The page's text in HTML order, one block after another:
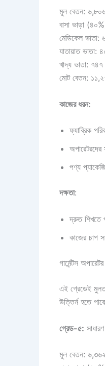
মূল বেতন: ৬,৮০৬
বাসা ভাড়া
মেডিকেল ভাতা:
যাতায়াত ভাতা:
খাদ্য ভাতা: ৭৪৭
মোট বেতন:
কাজের ধরন:
ফ্যাব্রিক
পণ্য
দক্ষতা:
দ্রুত শিখতে
কাজের চাপ
গার্মেন্টস
এই গ্রেডেই মুলত
উত্তির্ন হতে
গ্রেড-৫:
মূল বেতন: ৬,৩৬২